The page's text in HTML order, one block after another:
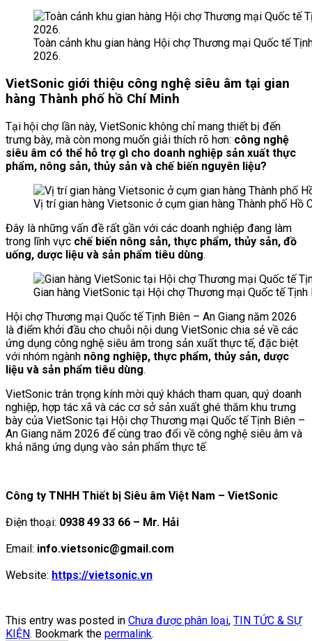
Toàn cảnh khu gian hàng Hội chợ Thương mại Quốc tế
2026.
VietSonic giới thiệu công nghệ siêu âm tại gian
hàng Thành phố hồ Chí Minh
Tại hội chợ lần này, VietSonic không chỉ mang thiết bị đến
trưng bày, mà còn mong muốn giải thích rõ hơn: công nghệ
siêu âm có thể hỗ trợ gì cho doanh nghiệp sản xuất thực
phẩm, nông sản, thủy sản và chế biến nguyên liệu?
Vị trí gian hàng Vietsonic ở cụm gian hàng Thành phố Hồ
Đây là những vấn đề rất gần với các doanh nghiệp đang làm
trong lĩnh vực chế biến nông sản, thực phẩm, thủy sản, đồ
uống, dược liệu và sản phẩm tiêu dùng.
Gian hàng VietSonic tại Hội chợ Thương mại Quốc tế Tịnh
Hội chợ Thương mại Quốc tế Tịnh Biên – An Giang năm 2026
là điểm khởi đầu cho chuỗi nội dung VietSonic chia sẻ về các
ứng dụng công nghệ siêu âm trong sản xuất thực tế, đặc biệt
với nhóm ngành nông nghiệp, thực phẩm, thủy sản, dược
liệu và sản phẩm tiêu dùng.
VietSonic trân trọng kính mời quý khách tham quan, quý doanh
nghiệp, hợp tác xã và các cơ sở sản xuất ghé thăm khu trưng
bày của VietSonic tại Hội chợ Thương mại Quốc tế Tịnh Biên –
An Giang năm 2026 để cùng trao đổi về công nghệ siêu âm và
khả năng ứng dụng vào sản phẩm thực tế.
Công ty TNHH Thiết bị Siêu âm Việt Nam – VietSonic
Điện thoại: 0938 49 33 66 – Mr. Hải
Email: info.vietsonic@gmail.com
Website: https://vietsonic.vn
This entry was posted in Chưa được phân loại, TIN TỨC & SỰ
KIỆN. Bookmark the permalink.